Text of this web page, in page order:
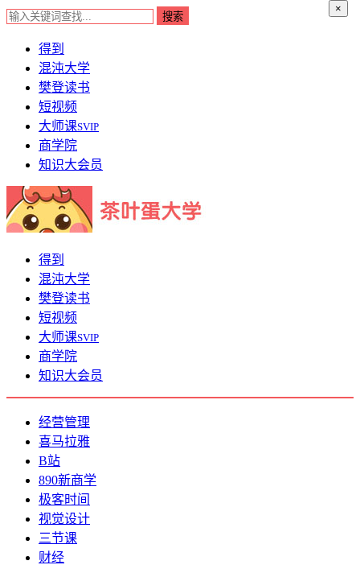
×
得到
混沌大学
樊登读书
短视频
大师课SVIP
商学院
知识大会员
得到
混沌大学
樊登读书
短视频
大师课SVIP
商学院
知识大会员
经营管理
喜马拉雅
B站
890新商学
极客时间
视觉设计
三节课
财经